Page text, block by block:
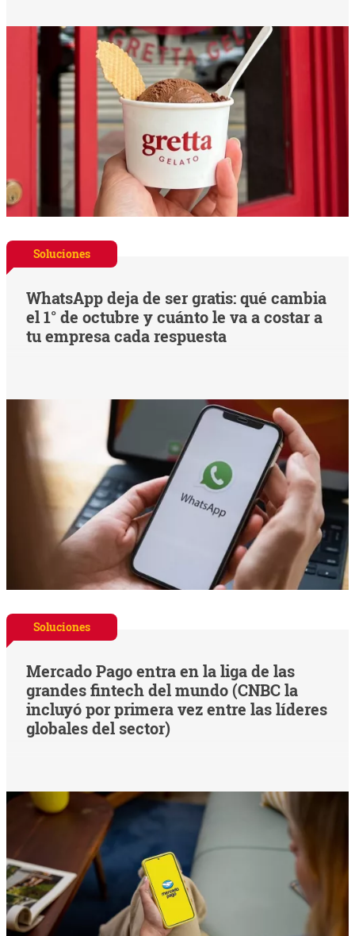
Soluciones
WhatsApp deja de ser gratis: qué cambia
el 1° de octubre y cuánto le va a costar a
tu empresa cada respuesta
Soluciones
Mercado Pago entra en la liga de las
grandes fintech del mundo (CNBC la
incluyó por primera vez entre las líderes
globales del sector)